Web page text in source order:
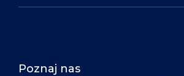
Poznaj nas